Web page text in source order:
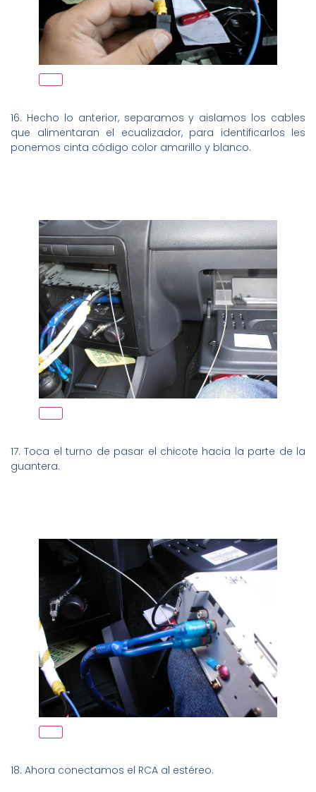
16. Hecho lo anterior, separamos y aislamos los cables
que alimentaran el ecualizador, para identificarlos les
ponemos cinta código color amarillo y blanco.
17. Toca el turno de pasar el chicote hacia la parte de la
guantera.
18. Ahora conectamos el RCA al estéreo.